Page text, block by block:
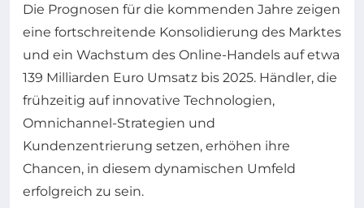
Die Prognosen für die kommenden Jahre zeigen
eine fortschreitende Konsolidierung des Marktes
und ein Wachstum des Online-Handels auf etwa
139 Milliarden Euro Umsatz bis 2025. Händler, die
frühzeitig auf innovative Technologien,
Omnichannel-Strategien und
Kundenzentrierung setzen, erhöhen ihre
Chancen, in diesem dynamischen Umfeld
erfolgreich zu sein.